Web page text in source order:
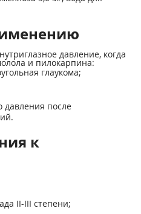
давление, когда
и пилокарпина:
глаукома;
давления после
к
II-III степени;